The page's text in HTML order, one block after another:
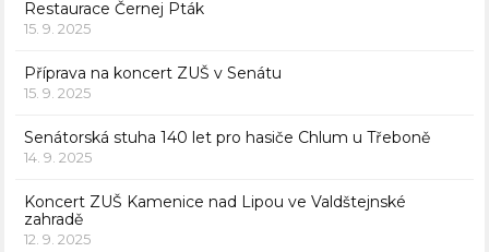
Restaurace Černej Pták
15. 9. 2025
Příprava na koncert ZUŠ v Senátu
15. 9. 2025
Senátorská stuha 140 let pro hasiče Chlum u Třeboně
14. 9. 2025
Koncert ZUŠ Kamenice nad Lipou ve Valdštejnské
zahradě
12. 9. 2025